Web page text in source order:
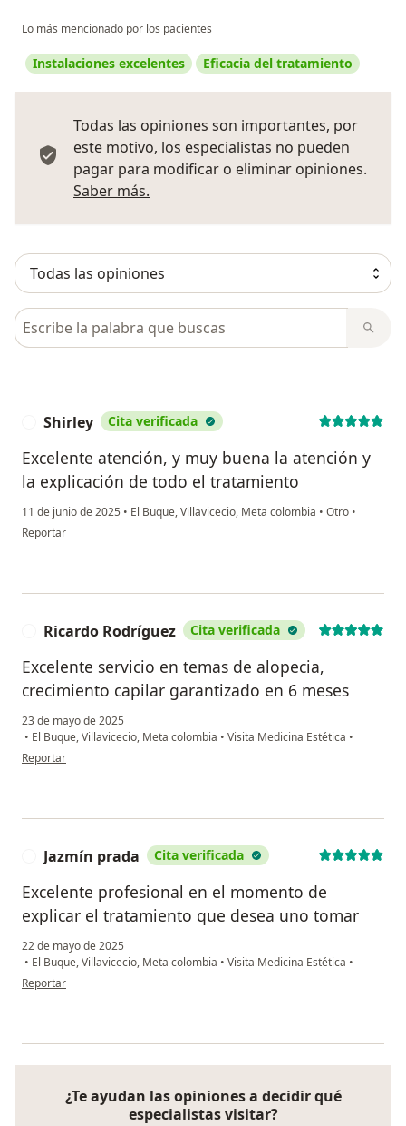
Lo más mencionado por los pacientes
Instalaciones excelentes Eficacia del tratamiento
Todas las opiniones son importantes, por
este motivo, los especialistas no pueden
pagar para modificar o eliminar opiniones.
Saber más.
Busca en opiniones
Shirley Cita verificada
Excelente atención, y muy buena la atención y
la explicación de todo el tratamiento
11 de junio de 2025 • El Buque, Villavicecio, Meta colombia • Otro •
en opinión del usuario Shirley
Reportar
Ricardo Rodríguez Cita verificada
Excelente servicio en temas de alopecia,
crecimiento capilar garantizado en 6 meses
23 de mayo de 2025
• El Buque, Villavicecio, Meta colombia • Visita Medicina Estética •
en opinión del usuario Ricardo Rodríguez
Reportar
Jazmín prada Cita verificada
Excelente profesional en el momento de
explicar el tratamiento que desea uno tomar
22 de mayo de 2025
• El Buque, Villavicecio, Meta colombia • Visita Medicina Estética •
en opinión del usuario Jazmín prada
Reportar
¿Te ayudan las opiniones a decidir qué
especialistas visitar?